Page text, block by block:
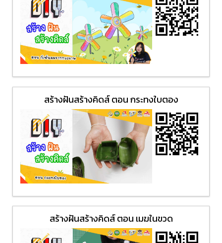
สร้างฝันสร้างคิดส์ ตอน กระทงใบตอง
สร้างฝันสร้างคิดส์ ตอน เมฆในขวด